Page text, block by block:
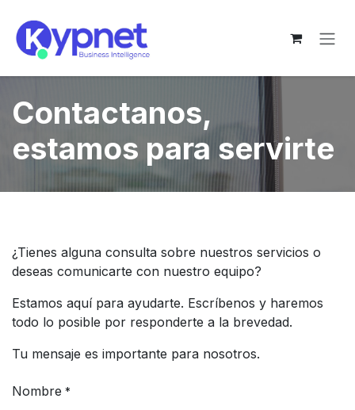
Contactanos,
estamos para servirte
¿Tienes alguna consulta sobre nuestros servicios o
deseas comunicarte con nuestro equipo?
Estamos aquí para ayudarte. Escríbenos y haremos
todo lo posible por responderte a la brevedad.
Tu mensaje es importante para nosotros.
Nombre *